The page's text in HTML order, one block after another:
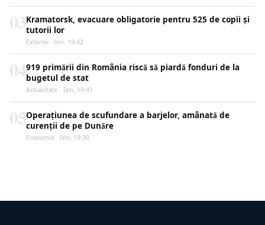
Kramatorsk, evacuare obligatorie pentru 525 de copii și
tutorii lor
Externe · Ieri, 19:42
919 primării din România riscă să piardă fonduri de la
bugetul de stat
Actualitate · Ieri, 19:41
Operațiunea de scufundare a barjelor, amânată de
curenții de pe Dunăre
Economie · Ieri, 19:30